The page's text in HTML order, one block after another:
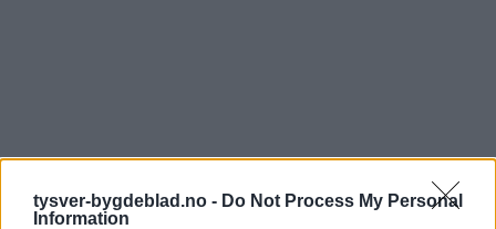
tysver-bygdeblad.no - Do Not Process My Personal
Information